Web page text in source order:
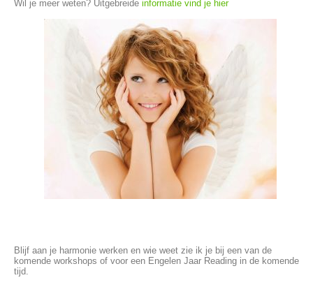
Wil je meer weten? Uitgebreide informatie vind je hier
Blijf aan je harmonie werken en wie weet zie ik je bij een van de
komende workshops of voor een Engelen Jaar Reading in de komende
tijd.